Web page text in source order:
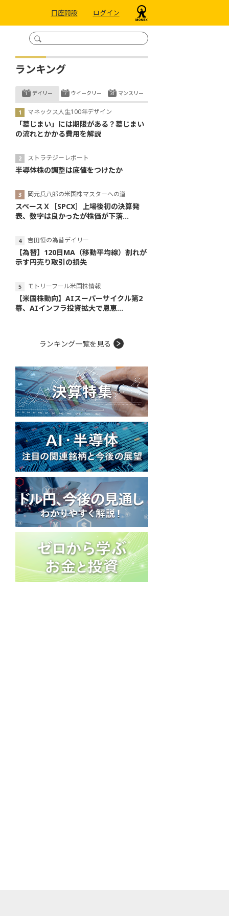
口座開設 ログイン
ランキング
デイリー
マネックス人生100年デザイン
「墓じまい」には期限がある？墓じまい
の流れとかかる費用を解説
ストラテジーレポート
半導体株の調整は底値をつけたか
岡元兵八郎の米国株マスターへの道
スペースＸ［SPCX］上場後初の決算発
表、数字は良かったが株価が下落...
吉田恒の為替デイリー
【為替】120日MA（移動平均線）割れが
示す円売り取引の損失
モトリーフール米国株情報
【米国株動向】AIスーパーサイクル第2
幕、AIインフラ投資拡大で恩恵...
ウイークリー マンスリー
ランキング一覧を見る